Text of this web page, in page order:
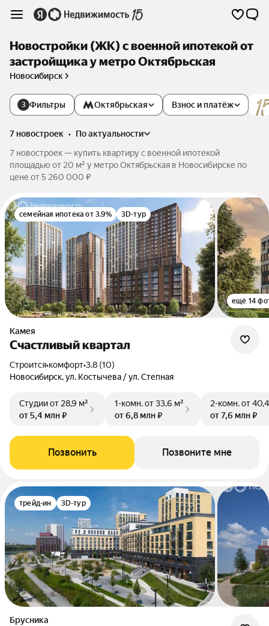
Новостройки (ЖК) с военной ипотекой от
застройщика у метро Октябрьская
Новосибирск
3 Фильтры Октябрьская Взнос и платёж
7 новостроек •
по актуальности
7 новостроек — купить квартиру с военной ипотекой
площадью от 20 м² у метро Октябрьская в Новосибирске по
цене от 5 260 000 ₽
семейная ипотека от 3.9% 3D-тур
ещё 14
Камея
Счастливый квартал
Строится•комфорт•3.8 (10)
Новосибирск, ул. Костычева / ул. Степная
Студииот 28,9 м²
от 5,4 млн ₽
1-комн.от 33,6 м²
от 6,8 млн ₽
2-комн.от
от 7,6 млн ₽
Позвонить Позвоните мне
трейд-ин 3D-тур
Брусника